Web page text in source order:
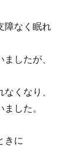
障なく眠れ
したが、
くなり、
した。
きに